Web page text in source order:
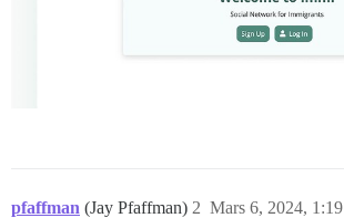
pfaffman (Jay Pfaffman) Mars 6, 2024, 1:19
2